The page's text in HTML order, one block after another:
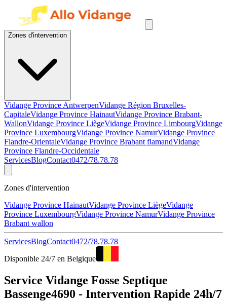
Zones d'intervention
Vidange Province AntwerpenVidange Région Bruxelles-
CapitaleVidange Province HainautVidange Province Brabant-
WallonVidange Province LiègeVidange Province LimbourgVidange
Province LuxembourgVidange Province NamurVidange Province
Flandre-OrientaleVidange Province Brabant flamandVidange
Province Flandre-Occidentale
ServicesBlogContact0472/78.78.78
Zones d'intervention
Vidange Province HainautVidange Province LiègeVidange
Province LuxembourgVidange Province NamurVidange Province
Brabant wallon
ServicesBlogContact0472/78.78.78
Disponible 24/7 en Belgique
Service Vidange Fosse Septique
Bassenge4690 - Intervention Rapide 24h/7